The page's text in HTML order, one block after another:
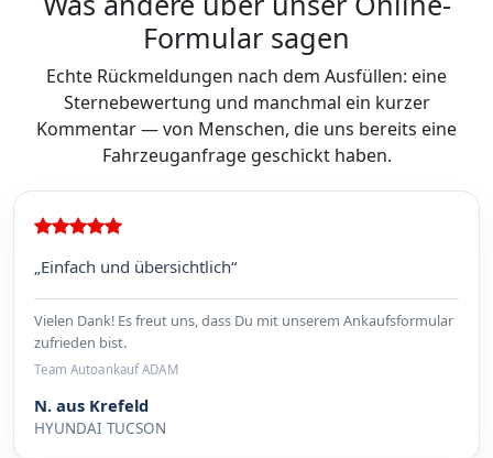
Formular sagen
Echte Rückmeldungen nach dem Ausfüllen: eine
Sternebewertung und manchmal ein kurzer
Kommentar — von Menschen, die uns bereits eine
Fahrzeuganfrage geschickt haben.
„Einfach und übersichtlich“
Vielen Dank! Es freut uns, dass Du mit unserem Ankaufsformular
zufrieden bist.
Team Autoankauf ADAM
N. aus Krefeld
HYUNDAI TUCSON